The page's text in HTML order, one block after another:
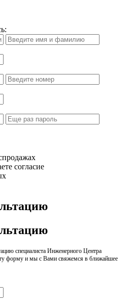
согласие
специалиста Инженерного Центра
форму и мы с Вами свяжемся в ближайшее